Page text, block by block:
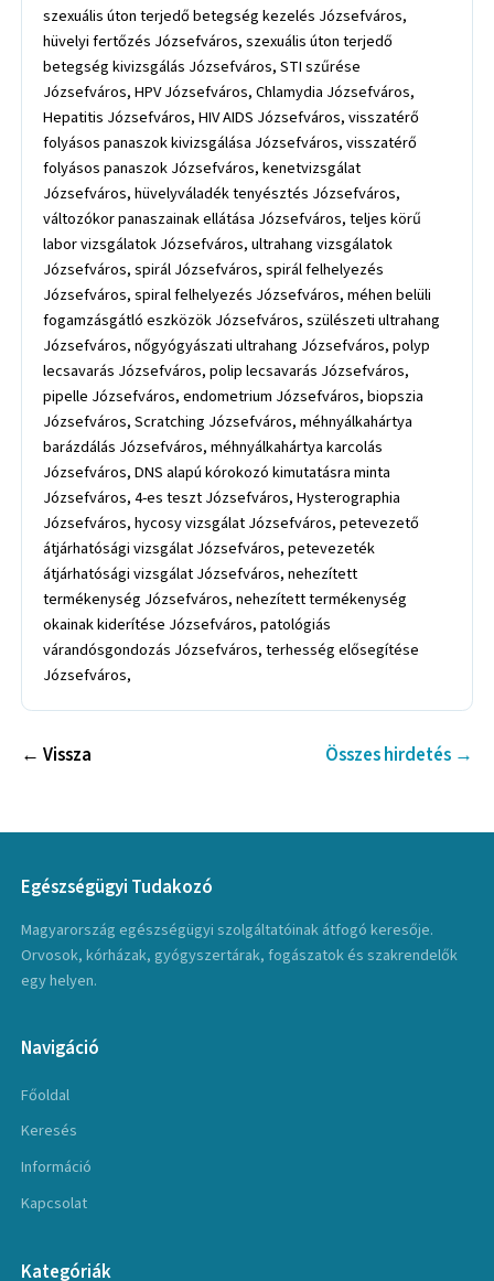
szexuális úton terjedő betegség kezelés Józsefváros,
hüvelyi fertőzés Józsefváros, szexuális úton terjedő
betegség kivizsgálás Józsefváros, STI szűrése
Józsefváros, HPV Józsefváros, Chlamydia Józsefváros,
Hepatitis Józsefváros, HIV AIDS Józsefváros, visszatérő
folyásos panaszok kivizsgálása Józsefváros, visszatérő
folyásos panaszok Józsefváros, kenetvizsgálat
Józsefváros, hüvelyváladék tenyésztés Józsefváros,
változókor panaszainak ellátása Józsefváros, teljes körű
labor vizsgálatok Józsefváros, ultrahang vizsgálatok
Józsefváros, spirál Józsefváros, spirál felhelyezés
Józsefváros, spiral felhelyezés Józsefváros, méhen belüli
fogamzásgátló eszközök Józsefváros, szülészeti ultrahang
Józsefváros, nőgyógyászati ultrahang Józsefváros, polyp
lecsavarás Józsefváros, polip lecsavarás Józsefváros,
pipelle Józsefváros, endometrium Józsefváros, biopszia
Józsefváros, Scratching Józsefváros, méhnyálkahártya
barázdálás Józsefváros, méhnyálkahártya karcolás
Józsefváros, DNS alapú kórokozó kimutatásra minta
Józsefváros, 4-es teszt Józsefváros, Hysterographia
Józsefváros, hycosy vizsgálat Józsefváros, petevezető
átjárhatósági vizsgálat Józsefváros, petevezeték
átjárhatósági vizsgálat Józsefváros, nehezített
termékenység Józsefváros, nehezített termékenység
okainak kiderítése Józsefváros, patológiás
várandósgondozás Józsefváros, terhesség elősegítése
Józsefváros,
← Vissza Összes hirdetés →
Egészségügyi Tudakozó
Magyarország egészségügyi szolgáltatóinak átfogó keresője.
Orvosok, kórházak, gyógyszertárak, fogászatok és szakrendelők
egy helyen.
Navigáció
Főoldal
Keresés
Információ
Kapcsolat
Kategóriák